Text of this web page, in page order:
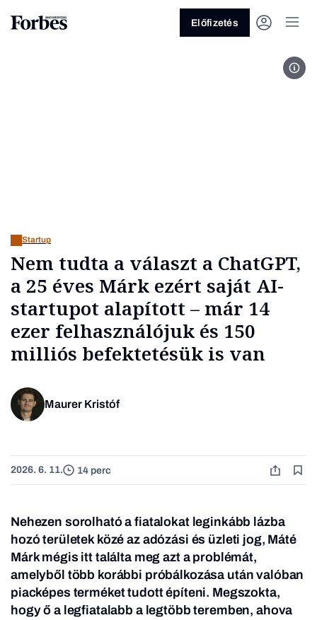
Előfizetés
Startup
Nem tudta a választ a ChatGPT,
a 25 éves Márk ezért saját AI-
startupot alapított – már 14
ezer felhasználójuk és 150
milliós befektetésük is van
Maurer Kristóf
2026. 6. 11. 14 perc
Nehezen sorolható a fiatalokat leginkább lázba
hozó területek közé az adózási és üzleti jog, Máté
Márk mégis itt találta meg azt a problémát,
amelyből több korábbi próbálkozása után valóban
piacképes terméket tudott építeni. Megszokta,
hogy ő a legfiatalabb a legtöbb teremben, ahova